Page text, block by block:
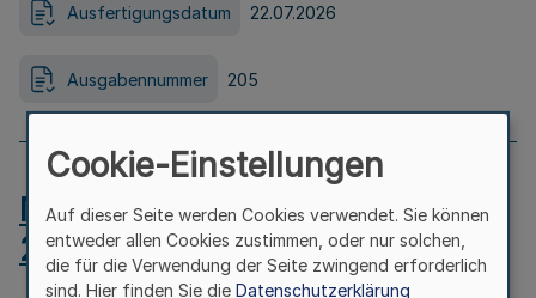
Ausfertigungsdatum 22.07.2026
Ausgabennummer 205
MB.NRW 2026 Nr. 204 vom
24.07.2026
Cookie-Einstellungen
Auf dieser Seite werden Cookies verwendet. Sie können
entweder allen Cookies zustimmen, oder nur solchen,
die für die Verwendung der Seite zwingend erforderlich
sind. Hier finden Sie die Datenschutzerklärung